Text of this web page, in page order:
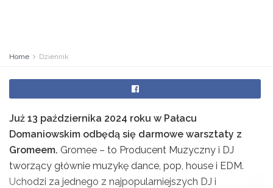
Home Dziennik
Już 13 października 2024 roku w Pałacu
Domaniowskim odbędą się darmowe warsztaty z
Gromeem. Gromee – to Producent Muzyczny i DJ
tworzący głównie muzykę dance, pop, house i EDM.
Uchodzi za jednego z najpopularniejszych DJ i